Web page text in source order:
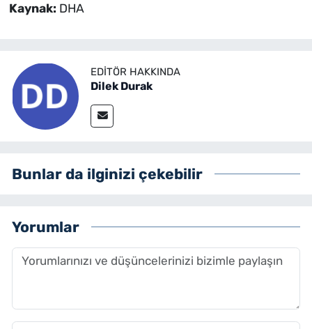
Kaynak: DHA
EDITÖR HAKKINDA
Dilek Durak
Bunlar da ilginizi çekebilir
Yorumlar